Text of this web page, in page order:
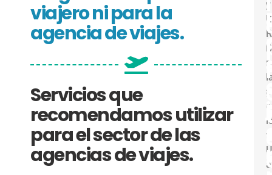
viajero ni para la
agencia de viajes.
Servicios que
recomendamos utilizar
para el sector de las
agencias de viajes.
y
j
l
t